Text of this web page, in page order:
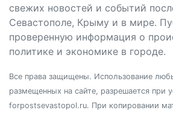
свежих новостей и событий
Севастополе, Крыму и в мире.
проверенную информация о
политике и экономике в городе.
Все права защищены. Использование
размещенных на сайте, разрешается при
forpostsevastopol.ru. При копировании